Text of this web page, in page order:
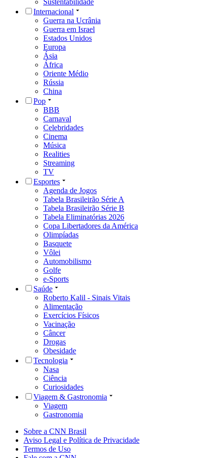
Sustentabilidade
Internacional
Guerra na Ucrânia
Guerra em Israel
Estados Unidos
Europa
Ásia
África
Oriente Médio
Rússia
China
Pop
BBB
Carnaval
Celebridades
Cinema
Música
Realities
Streaming
TV
Esportes
Agenda de Jogos
Tabela Brasileirão Série A
Tabela Brasileirão Série B
Tabela Eliminatórias 2026
Copa Libertadores da América
Olimpíadas
Basquete
Vôlei
Automobilismo
Golfe
e-Sports
Saúde
Roberto Kalil - Sinais Vitais
Alimentação
Exercícios Físicos
Vacinação
Câncer
Drogas
Obesidade
Tecnologia
Nasa
Ciência
Curiosidades
Viagem & Gastronomia
Viagem
Gastronomia
Sobre a CNN Brasil
Aviso Legal e Política de Privacidade
Termos de Uso